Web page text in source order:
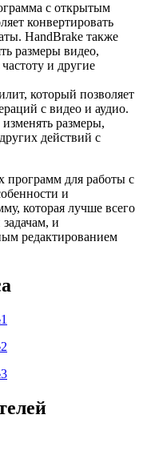
с открытым
конвертировать
HandBrake также
размеры видео,
и другие
который позволяет
с видео и аудио.
размеры,
действий с
программ для работы с
и
которая лучше всего
и
редактированием